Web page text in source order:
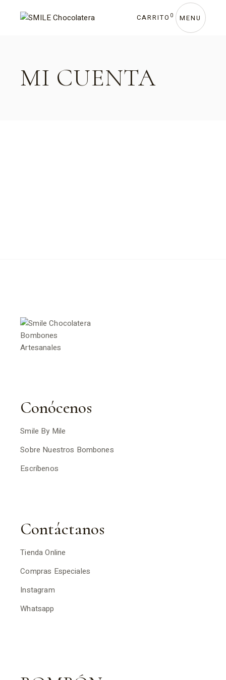
CARRITO 0 MENU
MI CUENTA
Conócenos
Smile By Mile
Sobre Nuestros Bombones
Escríbenos
Contáctanos
Tienda Online
Compras Especiales
Instagram
Whatsapp